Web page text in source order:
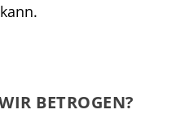
BETROGEN?